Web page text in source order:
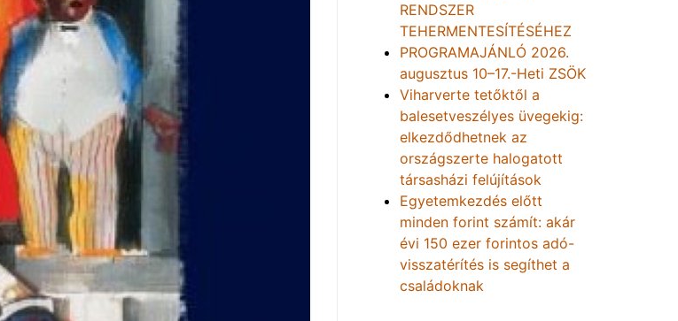
RENDSZER
TEHERMENTESÍTÉSÉHEZ
PROGRAMAJÁNLÓ 2026.
augusztus 10–17.-Heti ZSÖK
Viharverte tetőktől a
balesetveszélyes üvegekig:
elkezdődhetnek az
országszerte halogatott
társasházi felújítások
Egyetemkezdés előtt
minden forint számít: akár
évi 150 ezer forintos adó-
visszatérítés is segíthet a
családoknak